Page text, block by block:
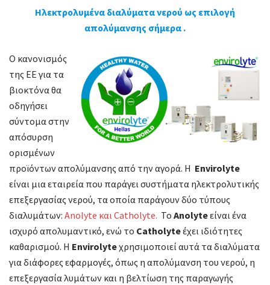
διαλύματα
νερού
.
Ηλεκτρολυμένα διαλύματα νερού ως επιλογή
απολύμανσης σήμερα .
Ο κανονισμός
της ΕΕ για τα
βιοκτόνα θα
οδηγήσει
σύντομα στην
απόσυρση
ορισμένων
προϊόντων απολύμανσης από την αγορά. Η Envirolyte
είναι μια εταιρεία που παράγει συστήματα ηλεκτρολυτικής
επεξεργασίας νερού, τα οποία παράγουν δύο τύπους
διαλυμάτων: Anolyte και Catholyte. Το Anolyteείναι ένα
ισχυρό απολυμαντικό, ενώ το Catholyteέχει ιδιότητες
καθαρισμού. Η Envirolyteχρησιμοποιεί αυτά τα διαλύματα
για διάφορες εφαρμογές, όπως η απολύμανση του νερού, η
επεξεργασία λυμάτων και η βελτίωση της παραγωγής